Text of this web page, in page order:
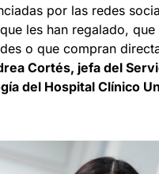
por las redes
les han regalado,
o que compran
Cortés, jefa del
del Hospital Clínico